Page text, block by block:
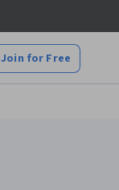
Join for Free